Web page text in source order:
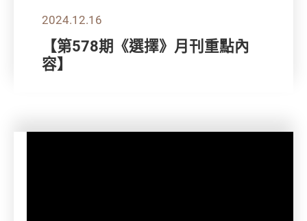
2024.12.16
【第578期《選擇》月刊重點內
容】